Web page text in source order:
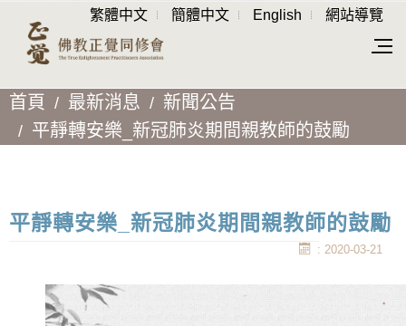
繁體中文 簡體中文 English 網站導覽
首頁 最新消息
新聞公告
平靜轉安樂_新冠肺炎期間親教師的鼓勵
平靜轉安樂_新冠肺炎期間親教師的鼓勵
: 2020-03-21